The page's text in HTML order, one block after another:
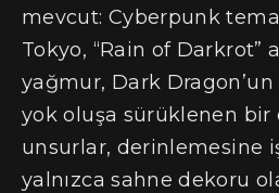
mevcut: Cyberpunk
Tokyo, “Rain of Darkrot”
yağmur, Dark Dragon’un
yok oluşa sürüklenen bir
unsurlar, derinlemesine
yalnızca sahne dekoru